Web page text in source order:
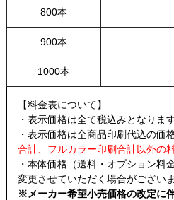
800本
900本
1000本
【料金表について】
・表示価格は全て税込みとなります
・表示価格は全商品印刷代込の価
合計、フルカラー印刷合計以外の
・本体価格（送料・オプション料
変更させていただく場合がござい
※メーカー希望小売価格の改定に